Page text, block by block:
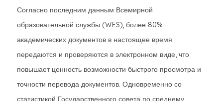
Согласно последним данным Всемирной
образовательной службы (WES), более 80%
академических документов в настоящее время
передаются и проверяются в электронном виде, что
повышает ценность возможности быстрого просмотра и
точности перевода документов. Одновременно со
статистикой Государственного совета по среднему